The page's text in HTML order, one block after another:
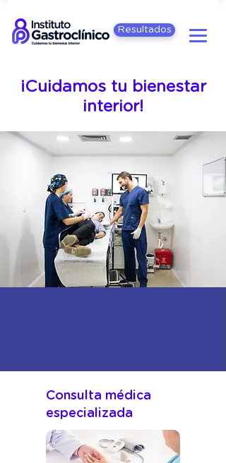
Resultados
¡Cuidamos tu bienestar
interior!
Consulta médica
especializada